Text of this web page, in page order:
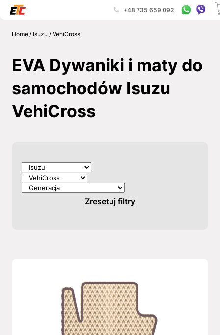
+48 735 659 092
Home/ Isuzu / VehiCross
EVA Dywaniki i maty do
samochodów Isuzu
VehiCross
Zresetuj filtry